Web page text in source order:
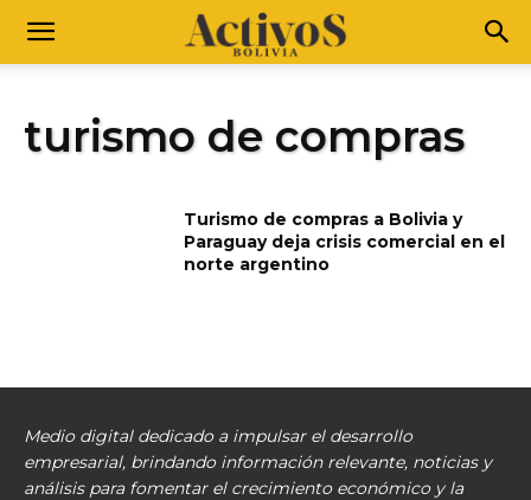
turismo de compras
Turismo de compras a Bolivia y
Paraguay deja crisis comercial en el
norte argentino
Medio digital dedicado a impulsar el desarrollo
empresarial, brindando información relevante, noticias y
análisis para fomentar el crecimiento económico y la